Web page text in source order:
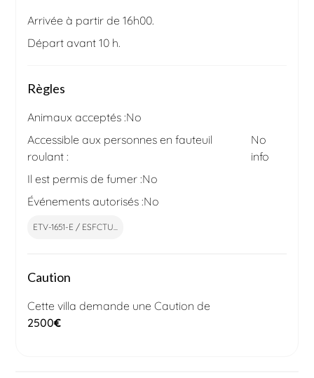
Arrivée à partir de 16h00.
Départ avant 10 h.
Règles
Animaux acceptés :No
Accessible aux personnes en fauteuil
roulant :
No
info
Il est permis de fumer :No
Événements autorisés :No
ETV-1651-E / ESFCTU...
Caution
Cette villa demande une Caution de
2500€